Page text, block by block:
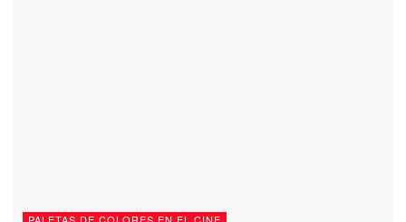
PALETAS DE COLORES EN EL CINE